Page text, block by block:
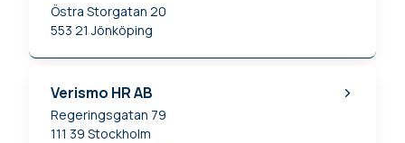
Östra Storgatan 20
553 21 Jönköping
Verismo HR AB
Regeringsgatan 79
111 39 Stockholm